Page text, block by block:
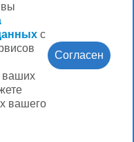
вы
с
ваших
вашего
Согласен
для
Вебформат